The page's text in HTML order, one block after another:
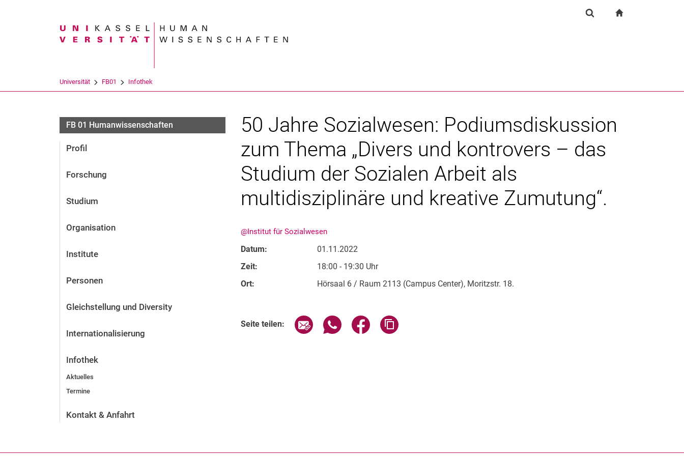
Suchbegriff
Universität FB01 Infothek
FB 01 Humanwissenschaften
Profil
Forschung
Studium
Organisation
Institute
Personen
Gleichstellung und Diversity
Internationalisierung
Infothek
Aktuelles
Termine
Kontakt & Anfahrt
50 Jahre Sozialwesen: Podiumsdiskussion
zum Thema „Divers und kontrovers – das
Studium der Sozialen Arbeit als
multidisziplinäre und kreative Zumutung“.
@Institut für Sozialwesen
Datum:
01.11.2022
Zeit:
18:00 - 19:30 Uhr
Ort:
Hörsaal 6 / Raum 2113 (Campus Center), Moritzstr. 18.
Seite teilen: Seite über E-Mail teilen
Seite über WhatsApp teilen (externer Link, öffnet neues Fenster)
Seite über Facebook teilen (externer Link, öffnet neues Fenster)